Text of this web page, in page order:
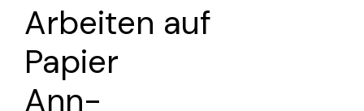
Arbeiten auf
Papier
Ann-